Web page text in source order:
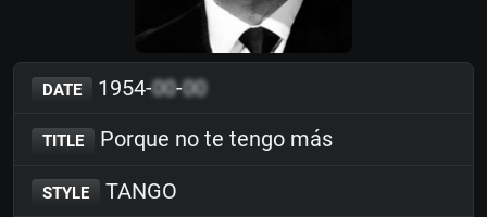
DATE 1954-00-00
TITLE Porque no te tengo más
STYLE TANGO